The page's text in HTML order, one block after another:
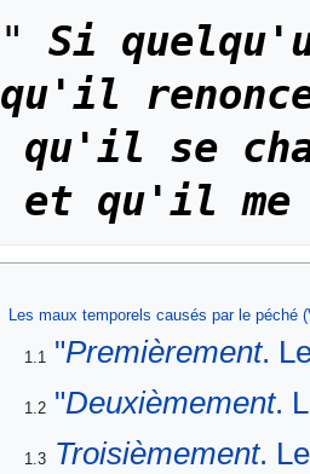
"
Si
qu'il
qu'il se
et qu'il me
Les maux temporels causés par le péché
1.1 "Premièrement.
1.2 "Deuxièmement.
1.3 Troisièmement.